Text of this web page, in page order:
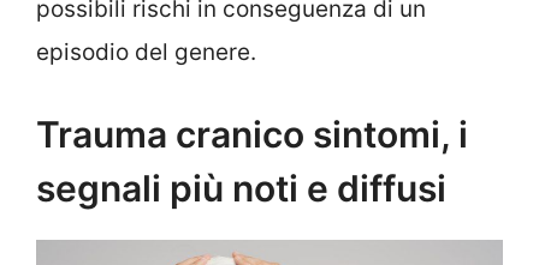
possibili rischi in conseguenza di un
episodio del genere.
Trauma cranico sintomi, i
segnali più noti e diffusi